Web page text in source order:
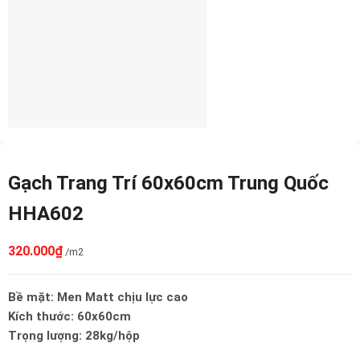
Gạch Trang Trí 60x60cm Trung Quốc
HHA602
320.000₫/m2
Bề mặt: Men Matt chịu lực cao
Kích thước: 60x60cm
Trọng lượng: 28kg/hộp